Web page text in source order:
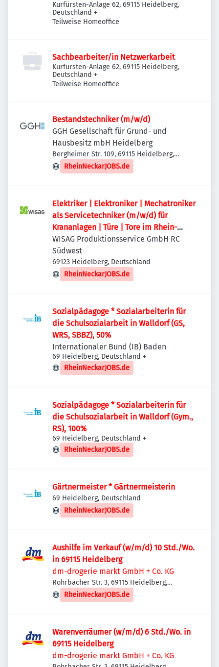
Kurfürsten-Anlage 62, 69115 Heidelberg,
Deutschland +
Teilweise Homeoffice
Sachbearbeiter/in Netzwerkarbeit
Kurfürsten-Anlage 62, 69115 Heidelberg,
Deutschland +
Teilweise Homeoffice
Bestandstechniker (m/w/d)
GGH Gesellschaft für Grund- und
Hausbesitz mbH Heidelberg
Bergheimer Str. 109, 69115 Heidelberg,
Deutschland
RheinNeckarJOBS.de
Elektriker | Elektroniker | Mechatroniker
als Servicetechniker (m/w/d) für
Krananlagen | Türe | Tore im Rhein-
Neckar-Kreis
WISAG Produktionsservice GmbH RC
Südwest
69123 Heidelberg, Deutschland
RheinNeckarJOBS.de
Sozialpädagoge * Sozialarbeiterin für
die Schulsozialarbeit in Walldorf (GS,
WRS, SBBZ), 50%
Internationaler Bund (IB) Baden
69 Heidelberg, Deutschland +
RheinNeckarJOBS.de
Sozialpädagoge * Sozialarbeiterin für
die Schulsozialarbeit in Walldorf (Gym.,
RS), 100%
69 Heidelberg, Deutschland +
RheinNeckarJOBS.de
Gärtnermeister * Gärtnermeisterin
69 Heidelberg, Deutschland
RheinNeckarJOBS.de
Aushilfe im Verkauf (w/m/d) 10 Std./Wo.
in 69115 Heidelberg
dm-drogerie markt GmbH + Co. KG
Rohrbacher Str. 3, 69115 Heidelberg,
Deutschland
RheinNeckarJOBS.de
Warenverräumer (w/m/d) 6 Std./Wo. in
69115 Heidelberg
dm-drogerie markt GmbH + Co. KG